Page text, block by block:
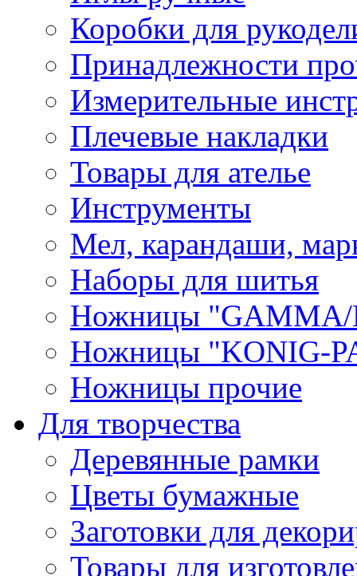
Коробки для
Принадлежности
Измерительные
Плечевые накладки
Товары для ателье
Инструменты
Мел, карандаши,
Наборы для шитья
Ножницы "GAMMA/
Ножницы "KONIG-
Ножницы прочие
Для творчества
Деревянные рамки
Цветы бумажные
Заготовки для
Товары для